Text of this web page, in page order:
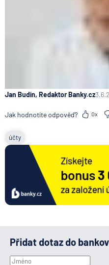
Jan Budín, Redaktor Banky.cz
Jak hodnotíte odpověď? 0x
účty
Přidat dotaz do